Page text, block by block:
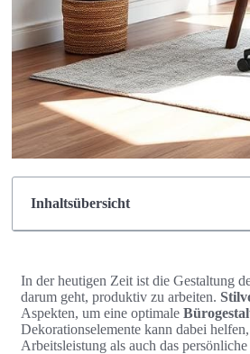
Inhaltsübersicht
In der heutigen Zeit ist die Gestaltung
darum geht, produktiv zu arbeiten.
Aspekten, um eine optimale
Dekorationselemente kann dabei
Arbeitsleistung als auch das persönliche